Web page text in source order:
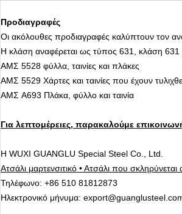
Προδιαγραφές
Οι ακόλουθες προδιαγραφές καλύπτουν τον
Η κλάση αναφέρεται ως τύπος 631, κλάση
ΑΜΣ 5528 φύλλα, ταινίες και πλάκες
ΑΜΣ 5529 Χάρτες και ταινίες που έχουν
ΑΜΣ A693 Πλάκα, φύλλο και ταινία
Για λεπτομέρειες, παρακαλούμε
Η WUXI GUANGLU Special Steel Co., Ltd.
Ατσάλι μαρτενσιτικό • Ατσάλι που
Τηλέφωνο: +86 510 81812873
Ηλεκτρονικό μήνυμα: